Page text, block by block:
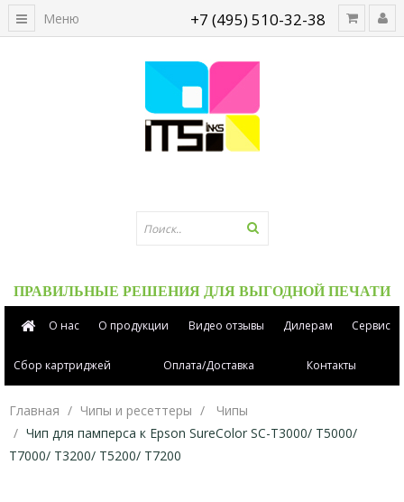
+7 (495) 510-32-38
ПРАВИЛЬНЫЕ РЕШЕНИЯ ДЛЯ ВЫГОДНОЙ ПЕЧАТИ
Меню
О нас О продукции Видео отзывы Дилерам Сервис
Сбор картриджей Оплата/Доставка Контакты
Главная Чипы и ресеттеры
Чипы
Чип для памперса к Epson SureColor SC-T3000/ T5000/
T7000/ T3200/ T5200/ T7200